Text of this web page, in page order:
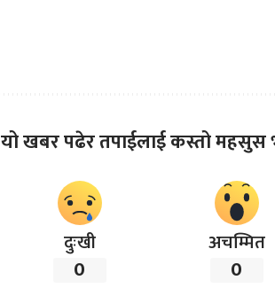
यो खबर पढेर तपाईलाई कस्तो महसुस
दुःखी
0
अचम्मित
0